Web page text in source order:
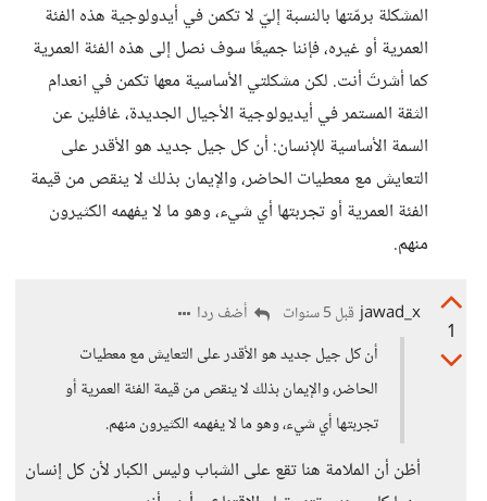
المشكلة برمّتها بالنسبة إليّ لا تكمن في أيدولوجية هذه الفئة
العمرية أو غيره، فإننا جميعًا سوف نصل إلى هذه الفئة العمرية
كما أشرتَ أنت. لكن مشكلتي الأساسية معها تكمن في انعدام
الثقة المستمر في أيديولوجية الأجيال الجديدة، غافلين عن
السمة الأساسية للإنسان: أن كل جيل جديد هو الأقدر على
التعايش مع معطيات الحاضر، والإيمان بذلك لا ينقص من قيمة
الفئة العمرية أو تجربتها أي شيء، وهو ما لا يفهمه الكثيرون
منهم.
1
jawad_x قبل 5 سنوات
أضف ردا
أن كل جيل جديد هو الأقدر على التعايش مع معطيات
الحاضر، والإيمان بذلك لا ينقص من قيمة الفئة العمرية أو
تجربتها أي شيء، وهو ما لا يفهمه الكثيرون منهم.
أظن أن الملامة هنا تقع على الشباب وليس الكبار لأن كل إنسان